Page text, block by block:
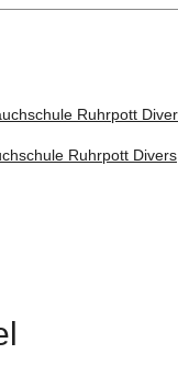
Ruhrpott Divers